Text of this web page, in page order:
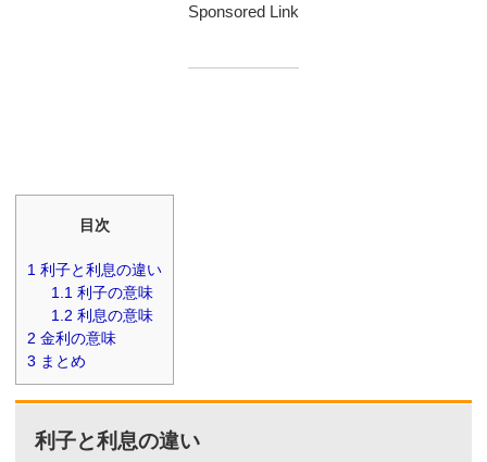
Sponsored Link
目次
1 利子と利息の違い
1.1利子の意味
1.2 利息の意味
2 金利の意味
3 まとめ
利子と利息の違い